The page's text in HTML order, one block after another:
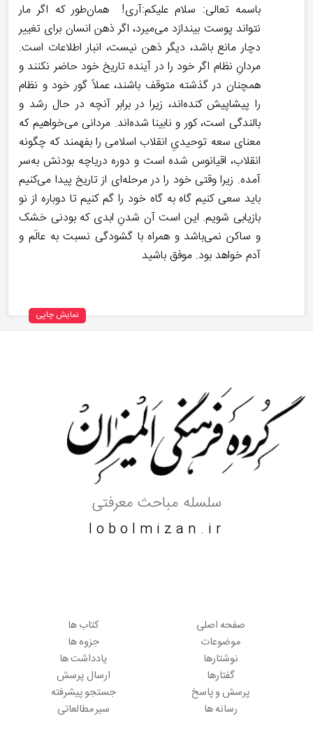
باسمه تعالی: سلام علیکم:آری! همان‌طور که اگر مار
نتواند پوست بیندازد می‌میرد، اگر ذهن انسان برای تغییر
دچار مانع باشد، دیگر ذهن نیست، انبار اطلاعات است.
مردانِ نظام اگر خود را در آینده‌ تاریخ خود حاضر نکنند و
همچنان در گذشته متوقف باشند، عملاً گور خود و نظام
را پیشاپیش کنده‌اند، زیرا در برابر آنچه در حال رشد و
بالندگی است، کور و نابینا شده‌اند. مردانی می‌خواهیم که
معنای سعه‌ توحیدیِ انقلاب اسلامی را بفهمند که چگونه
انقلاب، اقیانوس شده است و دوره‌ دریاچه‌ بودنش به‌سر
آمده. زیرا وقتی خود را در مرحله‌ای از تاریخ پیدا می‌کنیم
باید سعی کنیم گاه به گاه خود را گم کنیم تا دوباره از نو
بازیابی شویم. این است آن شدنِ ابدی که بودنی خشک
و ساکن نمی‌باشد و همراه با گشودگی نسبت به عالَم و
آدم خواهد بود. موفق باشید
نمایش چاپی
سلسله مباحث معرفتی
lobolmizan.ir
صفحه اصلی
موضوعات
نوشتارها
گفتارها
پرسش و پاسخ
رسانه ها
کتاب ها
جزوه ها
یادداشت ها
ارسال پرسش
جستجو پیشرفته
سیر مطالعاتی